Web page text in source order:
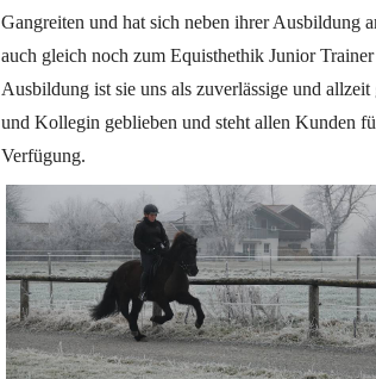
Gangreiten und hat sich neben ihrer Ausbildung
auch gleich noch zum Equisthethik Junior
Ausbildung ist sie uns als zuverlässige und
und Kollegin geblieben und steht allen Kunden
Verfügung.